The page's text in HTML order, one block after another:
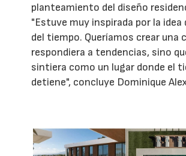
planteamiento del diseño
"Estuve muy inspirada por la idea
del tiempo. Queríamos crear una
respondiera a tendencias, sino
sintiera como un lugar donde el
detiene", concluye Dominique